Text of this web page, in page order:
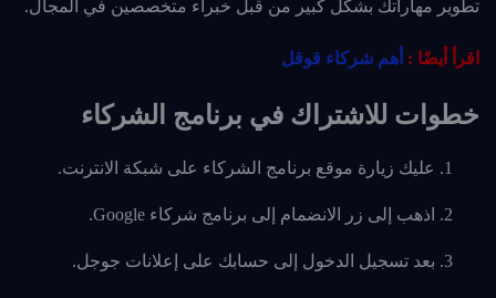
تطوير مهاراتك بشكل كبير من قبل خبراء متخصصين في المجال.
اقرأ أيضًا : أهم شركاء قوقل
خطوات للاشتراك في برنامج الشركاء
عليك زيارة موقع برنامج الشركاء على شبكة الانترنت.
اذهب إلى زر الانضمام إلى برنامج شركاء Google.
بعد تسجيل الدخول إلى حسابك على إعلانات جوجل.